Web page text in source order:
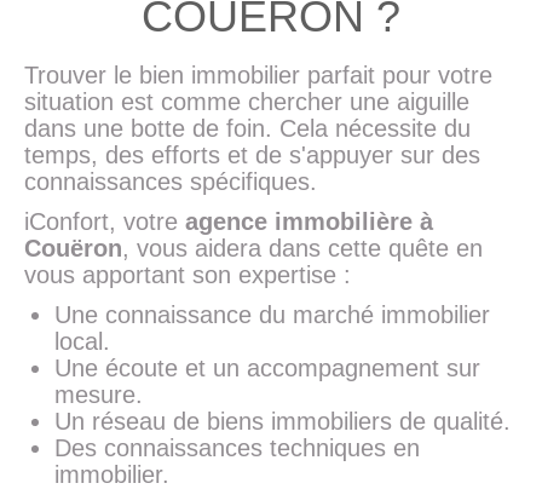
COUËRON ?
Trouver le bien immobilier parfait pour votre
situation est comme chercher une aiguille
dans une botte de foin. Cela nécessite du
temps, des efforts et de s'appuyer sur des
connaissances spécifiques.
iConfort, votre agence immobilière à
Couëron, vous aidera dans cette quête en
vous apportant son expertise :
Une connaissance du marché immobilier
local.
Une écoute et un accompagnement sur
mesure.
Un réseau de biens immobiliers de qualité.
Des connaissances techniques en
immobilier.